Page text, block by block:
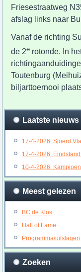
Friesestraatweg
afslag links naar
Vanaf de richting
de 2e rotonde. In
Toutenburg
biljarttoernooi
Laatste nieuws
17-4-2026: Sjoerd
17-4-2026:
10-4-2026:
Meest gelezen
BC de Klos
Hall of Fame
Programma/uitslagen
Zoeken